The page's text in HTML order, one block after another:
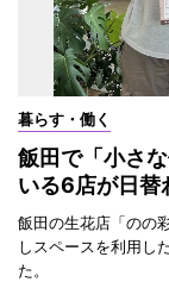
暮らす・働く
飯田で「小さ
いる6店が日替
飯田の生花店「のの
しスペースを利用し
た。